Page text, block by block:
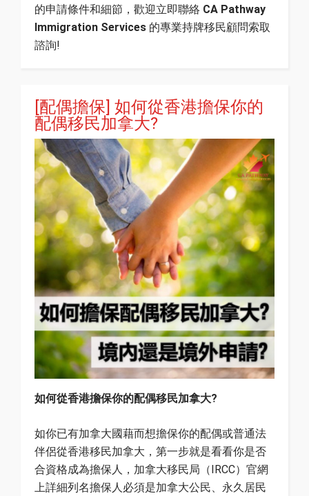
的申請條件和細節，歡迎立即聯絡 CA Pathway
Immigration Services 的專業持牌移民顧問索取
諮詢!
[配偶擔保] 如何從香港擔保你的
配偶移民加拿大?
如何從香港擔保你的配偶移民加拿大?
如你已有加拿大國藉而想擔保你的配偶或普通法
伴侶從香港移民加拿大，第一步就是看看你是否
合資格成為擔保人，加拿大移民局（IRCC）官網
上詳細列名擔保人必須是加拿大公民、永久居民